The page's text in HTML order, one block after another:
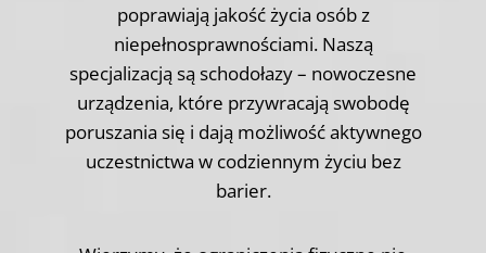
poprawiają jakość życia osób z
niepełnosprawnościami. Naszą
specjalizacją są schodołazy – nowoczesne
urządzenia, które przywracają swobodę
poruszania się i dają możliwość aktywnego
uczestnictwa w codziennym życiu bez
barier.